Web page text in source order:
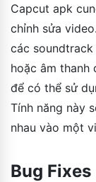
Capcut apk
chỉnh sửa
các
hoặc âm
để có thể sử
Tính năng này
nhau vào một
Bug Fixes